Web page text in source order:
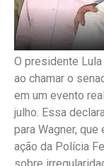
O presidente
ao chamar o
em um evento
julho. Essa
para Wagner,
ação da Polícia
sobre